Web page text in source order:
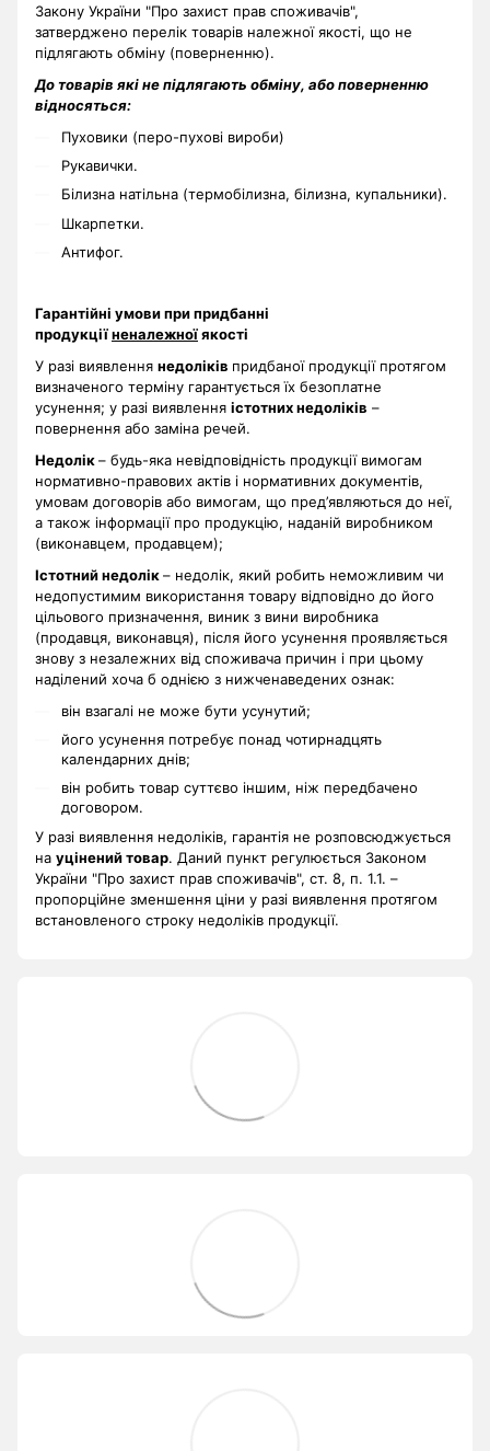
Закону України "Про захист прав споживачів",
затверджено перелік товарів належної якості, що не
підлягають обміну (поверненню).
До товарів які не підлягають обміну, або поверненню
відносяться:
Пуховики (перо-пухові вироби)
Рукавички.
Білизна натільна (термобілизна, білизна, купальники).
Шкарпетки.
Антифог.
Гарантійні умови при придбанні
продукціїненалежноїякості
У разі виявлення недоліків придбаної продукції протягом
визначеного терміну гарантується їх безоплатне
усунення; у разі виявлення істотних недоліків –
повернення або заміна речей.
Недолік– будь-яка невідповідність продукції вимогам
нормативно-правових актів і нормативних документів,
умовам договорів або вимогам, що пред’являються до неї,
а також інформації про продукцію, наданій виробником
(виконавцем, продавцем);
Істотний недолік– недолік, який робить неможливим чи
недопустимим використання товару відповідно до його
цільового призначення, виник з вини виробника
(продавця, виконавця), після його усунення проявляється
знову з незалежних від споживача причин і при цьому
наділений хоча б однією з нижченаведених ознак:
він взагалі не може бути усунутий;
його усунення потребує понад чотирнадцять
календарних днів;
він робить товар суттєво іншим, ніж передбачено
договором.
У разі виявлення недоліків, гарантія не розповсюджується
на уцінений товар. Даний пункт регулюється Законом
України "Про захист прав споживачів", ст. 8, п. 1.1. –
пропорційне зменшення ціни у разі виявлення протягом
встановленого строку недоліків продукції.